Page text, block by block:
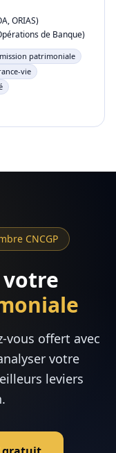
ORIAS)
de Banque)
patrimoniale
vie
CNCGP
votre
vous offert avec
votre
leviers